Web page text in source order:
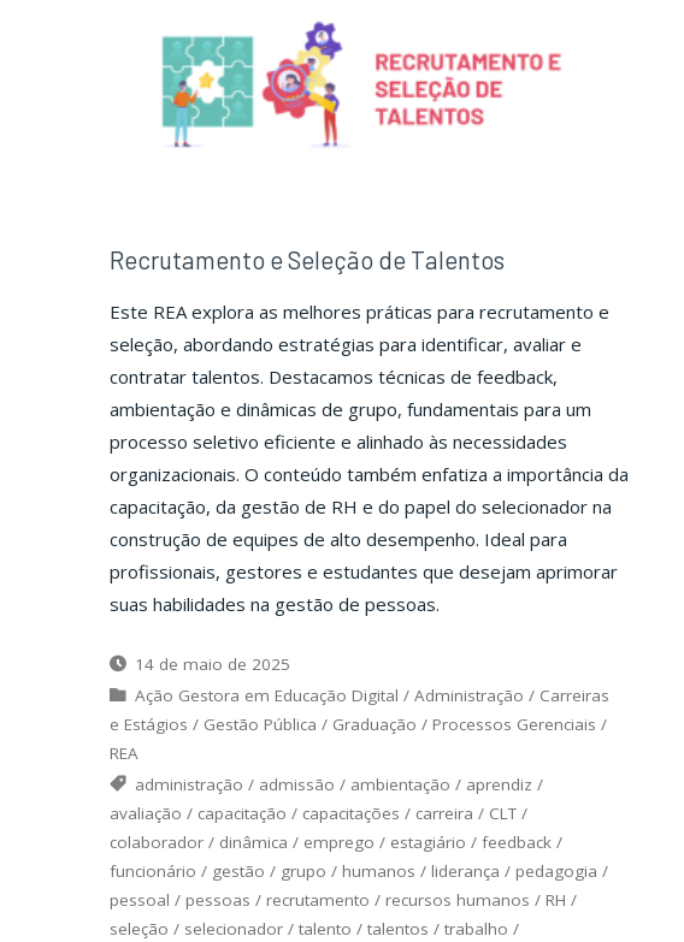
Recrutamento e Seleção de Talentos
Este REA explora as melhores práticas para recrutamento e
seleção, abordando estratégias para identificar, avaliar e
contratar talentos. Destacamos técnicas de feedback,
ambientação e dinâmicas de grupo, fundamentais para um
processo seletivo eficiente e alinhado às necessidades
organizacionais. O conteúdo também enfatiza a importância da
capacitação, da gestão de RH e do papel do selecionador na
construção de equipes de alto desempenho. Ideal para
profissionais, gestores e estudantes que desejam aprimorar
suas habilidades na gestão de pessoas.
14 de maio de 2025
Ação Gestora em Educação Digital /Administração / Carreiras
e Estágios / Gestão Pública / Graduação / Processos Gerenciais /
REA
administração / admissão / ambientação / aprendiz /
avaliação / capacitação / capacitações / carreira / CLT/
colaborador/ dinâmica / emprego / estagiário / feedback/
funcionário / gestão / grupo / humanos / liderança / pedagogia /
pessoal / pessoas / recrutamento / recursos humanos / RH /
seleção / selecionador/ talento / talentos / trabalho /